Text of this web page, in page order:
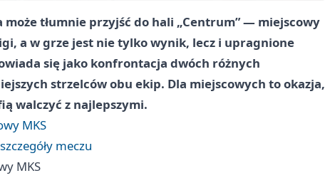
tłumnie przyjść do hali „Centrum” — miejscowy
a w grze jest nie tylko wynik, lecz i upragnione
się jako konfrontacja dwóch różnych
strzelców obu ekip. Dla miejscowych to okazja,
walczyć z najlepszymi.
MKS
meczu
MKS